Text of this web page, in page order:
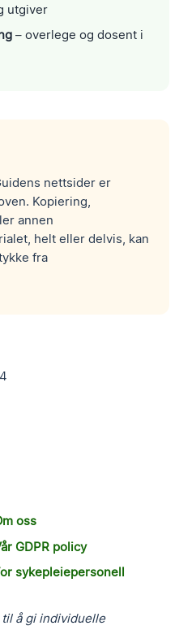
utgiver
– overlege og dosent i
nettsider er
Kopiering,
annen
helt eller delvis, kan
fra
oss
GDPR policy
sykepleiepersonell
å gi individuelle